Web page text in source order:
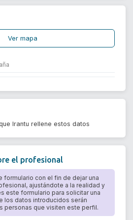
Ver mapa
Irantu rellene estos datos
el profesional
formulario con el fin de dejar una
ajustándote a la realidad y
este formulario para solicitar una
los datos introducidos serán
personas que visiten este perfil.